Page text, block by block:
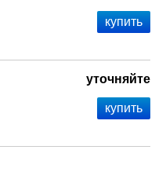
уточняйте